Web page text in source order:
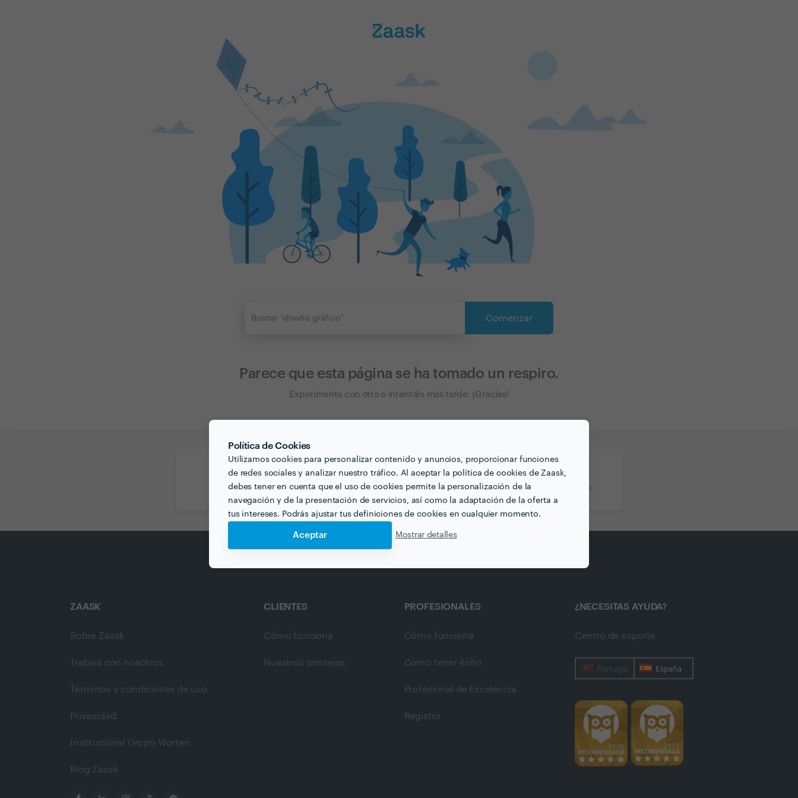
Política de Cookies
Utilizamos cookies para personalizar contenido y anuncios, proporcionar funciones
de redes sociales y analizar nuestro tráfico. Al aceptar la política de cookies de Zaask,
debes tener en cuenta que el uso de cookies permite la personalización de la
navegación y de la presentación de servicios, así como la adaptación de la oferta a
tus intereses. Podrás ajustar tus definiciones de cookies en cualquier momento.
Aceptar Mostrar detalles
Comenzar
Parece que esta página se ha tomado un respiro.
Experimenta con otra o inténtalo más tarde. ¡Gracias!
Llama al 910 486 400
10:00-12:00 y de 15:00-17:00
Equipo de Soporte
Envíanos un correo electrónico
ZAASK
Sobre Zaask
Trabaja con nosotros
Términos y condiciones de uso
Privacidad
Institucional Grupo Worten
Blog Zaask
CLIENTES
Cómo funciona
Nuestros consejos
PROFESIONALES
Cómo funciona
Cómo tener éxito
Profesional de Excelencia
Registro
¿NECESITAS AYUDA?
Centro de soporte
Portugal España